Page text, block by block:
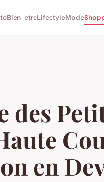
Bien-etreLifestyleMode
des
en